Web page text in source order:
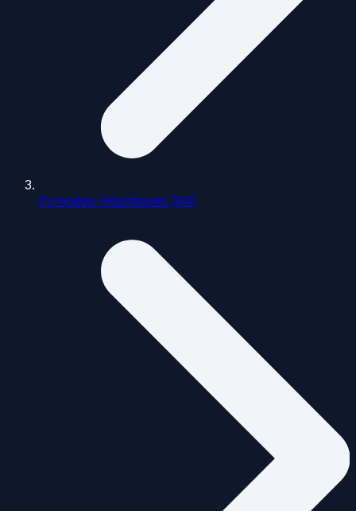
Pyrénées-Atlantiques (64)